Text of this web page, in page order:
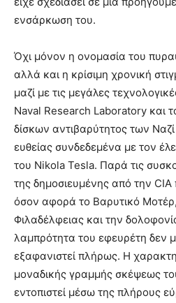
ενσάρκωση του.
Όχι μόνον η ονομασία του
αλλά και η κρίσιμη χρονική
μαζί με τις μεγάλες
Naval Research Laboratory και
δίσκων αντιβαρύτητος των
ευθείας συνδεδεμένα με τον
του Nikola Tesla. Παρά τις
της δημοσιευμένης από την
όσον αφορά το Βαρυτικό
Φιλαδέλφειας και την
λαμπρότητα του εφευρέτη δεν
εξαφανιστεί πλήρως. Η
μοναδικής γραμμής σκέψεως
εντοπιστεί μέσω της πλήρους